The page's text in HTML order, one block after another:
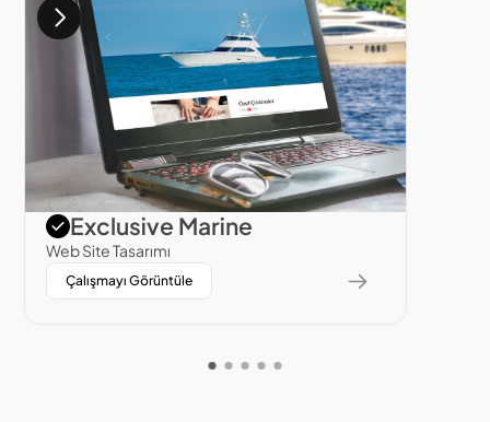
Yazilim
Exclusive Marine
Web Site Tasarımı
Çalışmayı Görüntüle